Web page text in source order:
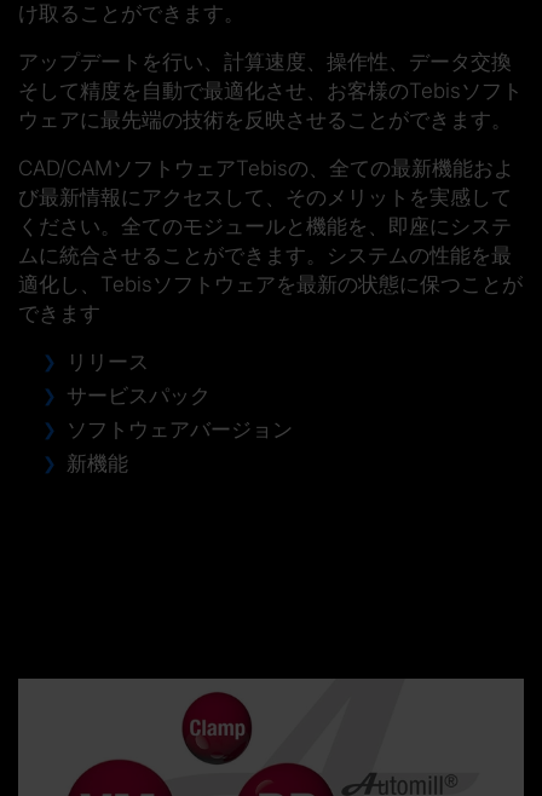
け取ることができます。
アップデートを行い、計算速度、操作性、データ交換
そして精度を 自動で最適化させ、お客様のTebisソフト
ウェアに最先端の技術を反映させることができます。
CAD/CAMソフトウェアTebisの、全ての最新機能およ
び最新情報 にアクセスして、そのメリットを実感して
ください。全てのモジュールと機能を、即座にシステ
ムに統合させることができます。システムの性能を最
適化し、Tebisソフトウェアを最新の状態に保つことが
できます
リリース
サービスパック
ソフトウェアバージョン
新機能